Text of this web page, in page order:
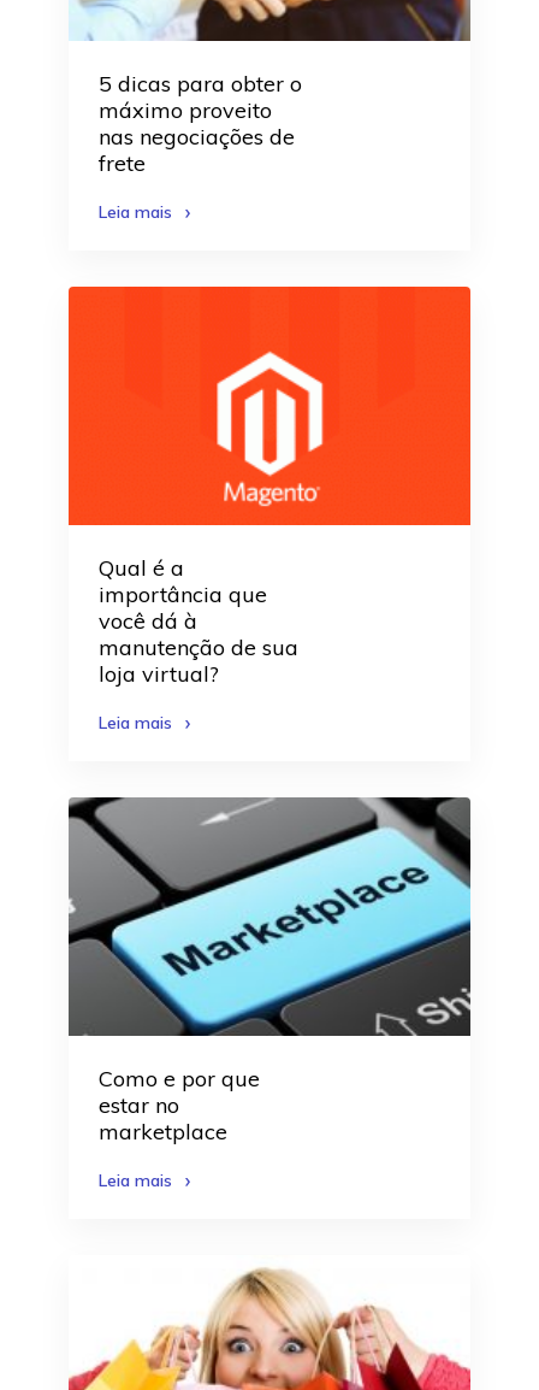
5 dicas para obter o
máximo proveito
nas negociações de
frete
Leia mais
Qual é a
importância que
você dá à
manutenção de sua
loja virtual?
Leia mais
Como e por que
estar no
marketplace
Leia mais